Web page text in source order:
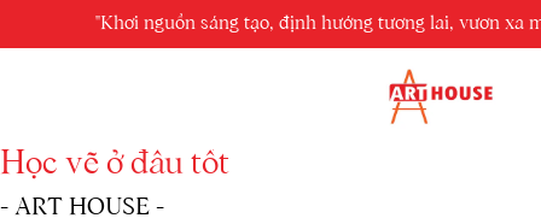
hướng tương lai, vươn xa mọi giới hạn."
ART'S BLOG
Học vẽ ở đâu tốt
- ART HOUSE -